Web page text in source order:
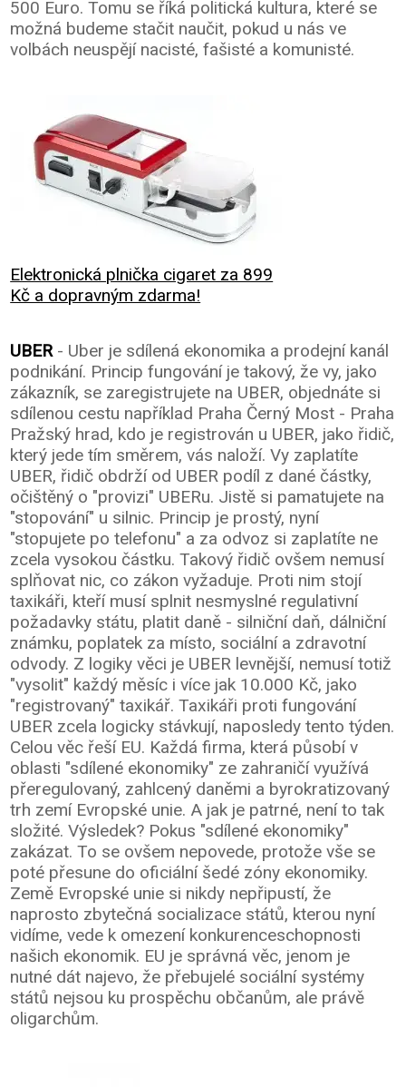
500 Euro. Tomu se říká politická kultura, které se
možná budeme stačit naučit, pokud u nás ve
volbách neuspějí nacisté, fašisté a komunisté.
Elektronická plnička cigaret za 899
Kč a dopravným zdarma!
UBER- Uber je sdílená ekonomika a prodejní kanál
podnikání. Princip fungování je takový, že vy, jako
zákazník, se zaregistrujete na UBER, objednáte si
sdílenou cestu například Praha Černý Most - Praha
Pražský hrad, kdo je registrován u UBER, jako řidič,
který jede tím směrem, vás naloží. Vy zaplatíte
UBER, řidič obdrží od UBER podíl z dané částky,
očištěný o "provizi" UBERu. Jistě si pamatujete na
"stopování" u silnic. Princip je prostý, nyní
"stopujete po telefonu" a za odvoz si zaplatíte ne
zcela vysokou částku. Takový řidič ovšem nemusí
splňovat nic, co zákon vyžaduje. Proti nim stojí
taxikáři, kteří musí splnit nesmyslné regulativní
požadavky státu, platit daně - silniční daň, dálniční
známku, poplatek za místo, sociální a zdravotní
odvody. Z logiky věci je UBER levnější, nemusí totiž
"vysolit" každý měsíc i více jak 10.000 Kč, jako
"registrovaný" taxikář. Taxikáři proti fungování
UBER zcela logicky stávkují, naposledy tento týden.
Celou věc řeší EU. Každá firma, která působí v
oblasti "sdílené ekonomiky" ze zahraničí využívá
přeregulovaný, zahlcený daněmi a byrokratizovaný
trh zemí Evropské unie. A jak je patrné, není to tak
složité. Výsledek? Pokus "sdílené ekonomiky"
zakázat. To se ovšem nepovede, protože vše se
poté přesune do oficiální šedé zóny ekonomiky.
Země Evropské unie si nikdy nepřipustí, že
naprosto zbytečná socializace států, kterou nyní
vidíme, vede k omezení konkurenceschopnosti
našich ekonomik. EU je správná věc, jenom je
nutné dát najevo, že přebujelé sociální systémy
států nejsou ku prospěchu občanům, ale právě
oligarchům.